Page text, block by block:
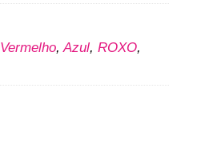
Vermelho,Azul,ROXO,